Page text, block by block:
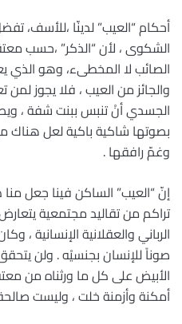
أحكام “العيب” لدينّا ،للأسف،
الشكوى ، لأن “الذكر” ،حسب
الصائب لا المخطىء، وهو الذي
والجائز من العيب ، فلا يجوز لمن
الجسدي أنْ تنبس ببنت شفة ،
بصوتها شاكية باكية لعل هناك
وغمّ رافقها .
إنّ “العيب” الساكن فينا جعل
تراكم من تقاليد مجتمعية
الرباني والعقلانية الإنسانية ،
صوناً للإنسان بجنسيْه . ولن يتحقق
الأبيض على كل ما ورثناه من
أمكنة وأزمنة خلت ، وليست